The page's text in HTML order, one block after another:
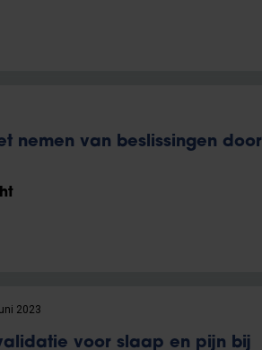
nemen van beslissingen door
2023
voor slaap en pijn bij